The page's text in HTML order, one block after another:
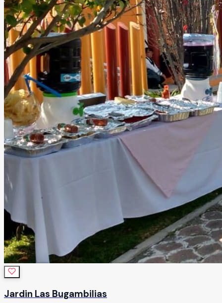
Jardin Las Bugambilias